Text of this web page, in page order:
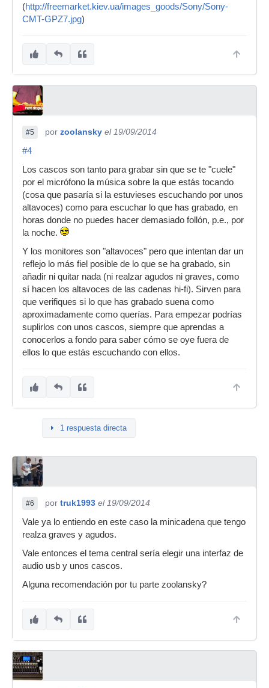
(http://freemarket.kiev.ua/images_goods/Sony/Sony-
CMT-GPZ7.jpg)
#5 por zoolansky el 19/09/2014
#4
Los cascos son tanto para grabar sin que se te "cuele"
por el micrófono la música sobre la que estás tocando
(cosa que pasaría si la estuvieses escuchando por unos
altavoces) como para escuchar lo que has grabado, en
horas donde no puedes hacer demasiado follón, p.e., por
la noche.
Y los monitores son "altavoces" pero que intentan dar un
reflejo lo más fiel posible de lo que se ha grabado, sin
añadir ni quitar nada (ni realzar agudos ni graves, como
sí hacen los altavoces de las cadenas hi-fi). Sirven para
que verifiques si lo que has grabado suena como
aproximadamente como querías. Para empezar podrías
suplirlos con unos cascos, siempre que aprendas a
conocerlos a fondo para saber cómo se oye fuera de
ellos lo que estás escuchando con ellos.
1 respuesta directa
#6 por truk1993 el 19/09/2014
Vale ya lo entiendo en este caso la minicadena que tengo
realza graves y agudos.
Vale entonces el tema central sería elegir una interfaz de
audio usb y unos cascos.
Alguna recomendación por tu parte zoolansky?